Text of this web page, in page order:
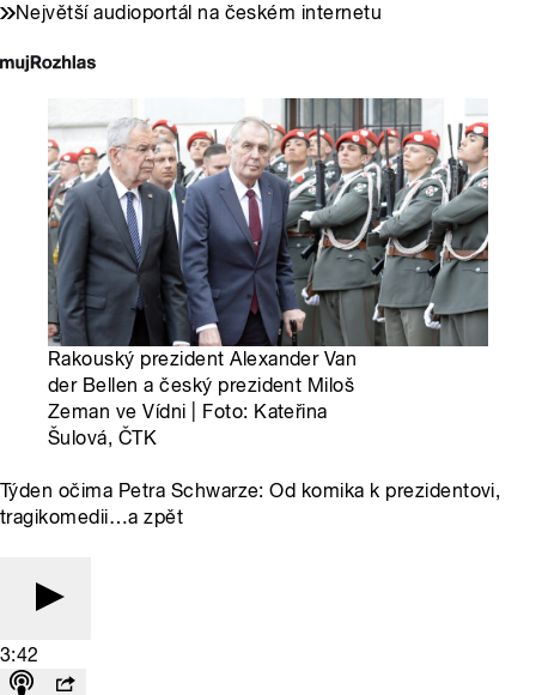
Největší audioportál na českém internetu
Rakouský prezident Alexander Van
der Bellen a český prezident Miloš
Zeman ve Vídni | Foto: Kateřina
Šulová, ČTK
Týden očima Petra Schwarze: Od komika k prezidentovi,
tragikomedii…a zpět
3:42